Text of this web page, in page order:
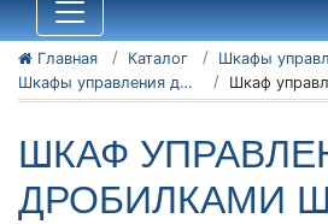
Главная Каталог
Шкафы
Шкафы управления дробилками ШУД
ШКАФ
ДРОБИЛКАМИ